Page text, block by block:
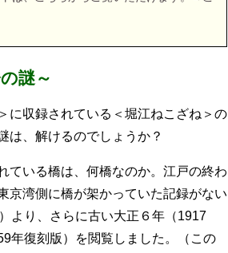
謎～
収録されている＜堀江ねこざね＞の
は、解けるのでしょうか？
いる橋は、何橋なのか。江戸の終わ
京湾側に橋が架かっていた記録がない
より、さらに古い大正６年（1917
年復刻版）を閲覧しました。（この